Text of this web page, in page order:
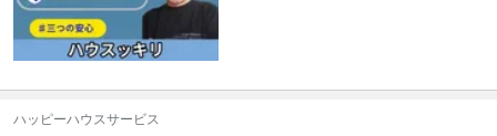
ハッピーハウスサービス